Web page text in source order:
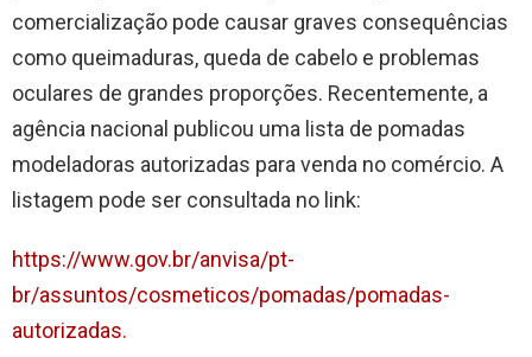
comercialização pode causar graves consequências
como queimaduras, queda de cabelo e problemas
oculares de grandes proporções. Recentemente, a
agência nacional publicou uma lista de pomadas
modeladoras autorizadas para venda no comércio. A
listagem pode ser consultada no link:
https://www.gov.br/anvisa/pt-
br/assuntos/cosmeticos/pomadas/pomadas-
autorizadas.